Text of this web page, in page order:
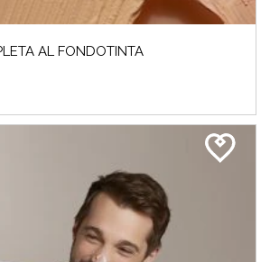
AL FONDOTINTA